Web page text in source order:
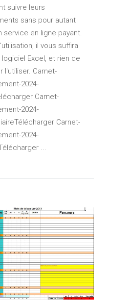
suivre leurs
sans pour autant
service en ligne payant.
il vous suffira
logiciel Excel, et rien de
l'utiliser. Carnet-
2024-
Carnet-
2024-
Carnet-
2024-
...